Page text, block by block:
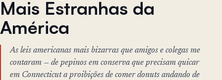
Mais Estranhas da
América
As leis americanas mais bizarras que amigos e colegas me
contaram — de pepinos em conserva que precisam quicar
em Connecticut a proibições de comer donuts andando de